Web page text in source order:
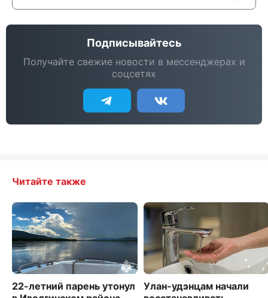
Подписывайтесь
Получайте свежие новости в мессенджерах и
соцсетях
Читайте также
22-летний парень утонул
Улан-удэнцам начали